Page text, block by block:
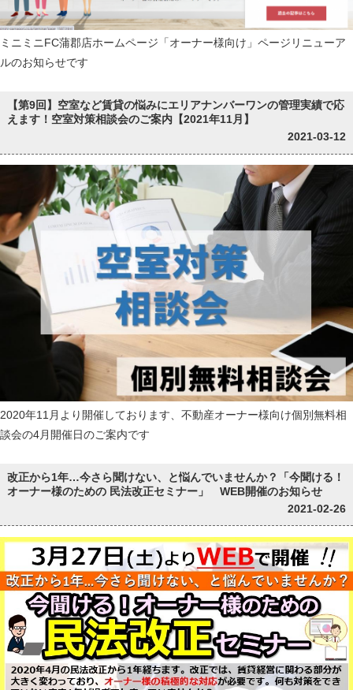
ミニミニFC蒲郡店ホームページ「オーナー様向け」ページリニューア
ルのお知らせです
【第9回】空室など賃貸の悩みにエリアナンバーワンの管理実績で応
えます！空室対策相談会のご案内【2021年11月】
2021-03-12
2020年11月より開催しております、不動産オーナー様向け個別無料相
談会の4月開催日のご案内です
改正から1年…今さら聞けない、と悩んでいませんか？「今聞ける！
オーナー様のための 民法改正セミナー」 WEB開催のお知らせ
2021-02-26